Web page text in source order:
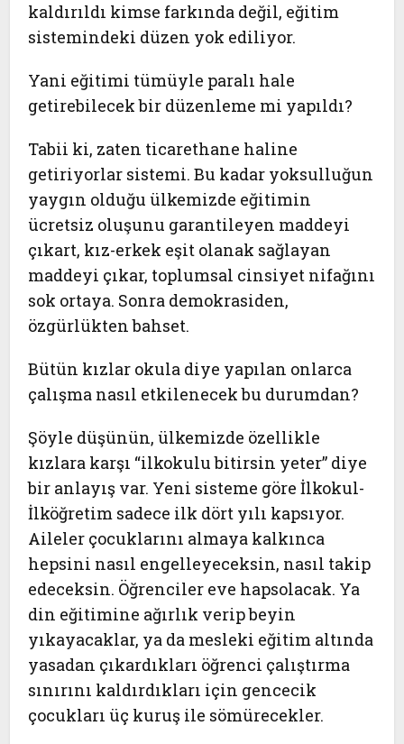
kaldırıldı kimse farkında değil, eğitim
sistemindeki düzen yok ediliyor.
Yani eğitimi tümüyle paralı hale
getirebilecek bir düzenleme mi yapıldı?
Tabii ki, zaten ticarethane haline
getiriyorlar sistemi. Bu kadar yoksulluğun
yaygın olduğu ülkemizde eğitimin
ücretsiz oluşunu garantileyen maddeyi
çıkart, kız-erkek eşit olanak sağlayan
maddeyi çıkar, toplumsal cinsiyet nifağını
sok ortaya. Sonra demokrasiden,
özgürlükten bahset.
Bütün kızlar okula diye yapılan onlarca
çalışma nasıl etkilenecek bu durumdan?
Şöyle düşünün, ülkemizde özellikle
kızlara karşı “ilkokulu bitirsin yeter” diye
bir anlayış var. Yeni sisteme göre İlkokul-
İlköğretim sadece ilk dört yılı kapsıyor.
Aileler çocuklarını almaya kalkınca
hepsini nasıl engelleyeceksin, nasıl takip
edeceksin. Öğrenciler eve hapsolacak. Ya
din eğitimine ağırlık verip beyin
yıkayacaklar, ya da mesleki eğitim altında
yasadan çıkardıkları öğrenci çalıştırma
sınırını kaldırdıkları için gencecik
çocukları üç kuruş ile sömürecekler.